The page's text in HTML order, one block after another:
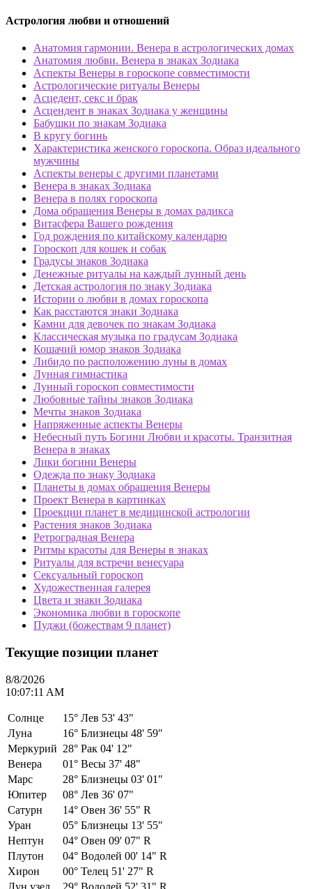
Астрология любви и отношений
Анатомия гармонии. Венера в астрологических домах
Анатомия любви. Венера в знаках Зодиака
Аспекты Венеры в гороскопе совместимости
Астрологические ритуалы Венеры
Асцедент, секс и брак
Асцендент в знаках Зодиака у женщины
Бабушки по знакам Зодиака
В кругу богинь
Характеристика женского гороскопа. Образ идеального
мужчины
Аспекты венеры с другими планетами
Венера в знаках Зодиака
Венера в полях гороскопа
Дома обращения Венеры в домах радикса
Витасфера Вашего рождения
Год рождения по китайскому календарю
Гороскоп для кошек и собак
Градусы знаков Зодиака
Денежные ритуалы на каждый лунный день
Детская астрология по знаку Зодиака
Истории о любви в домах гороскопа
Как расстаются знаки Зодиака
Камни для девочек по знакам Зодиака
Классическая музыка по градусам Зодиака
Кошачий юмор знаков Зодиака
Либидо по расположению луны в домах
Лунная гимнастика
Лунный гороскоп совместимости
Любовные тайны знаков Зодиака
Мечты знаков Зодиака
Напряженные аспекты Венеры
Небесный путь Богини Любви и красоты. Транзитная
Венера в знаках
Лики богини Венеры
Одежда по знаку Зодиака
Планеты в домах обращения Венеры
Проект Венера в картинках
Проекции планет в медицинской астрологии
Растения знаков Зодиака
Ретроградная Венера
Ритмы красоты для Венеры в знаках
Ритуалы для встречи венесуара
Сексуальный гороскоп
Художественная галерея
Цвета и знаки Зодиака
Экономика любви в гороскопе
Пуджи (божествам 9 планет)
Текущие позиции планет
8/8/2026
10:07:11 AM
Солнце 15° Лев 53' 43"
Луна
16° Близнецы 48' 59"
Меркурий 28° Рак 04' 12"
Венера
01° Весы 37' 48"
Марс
28° Близнецы 03' 01"
Юпитер
08° Лев 36' 07"
Сатурн
14° Овен 36' 55" R
Уран
05° Близнецы 13' 55"
Нептун
04° Овен 09' 07" R
Плутон
04° Водолей 00' 14" R
Хирон
00° Телец 51' 27" R
Лун.узел
29° Водолей 52' 31" R